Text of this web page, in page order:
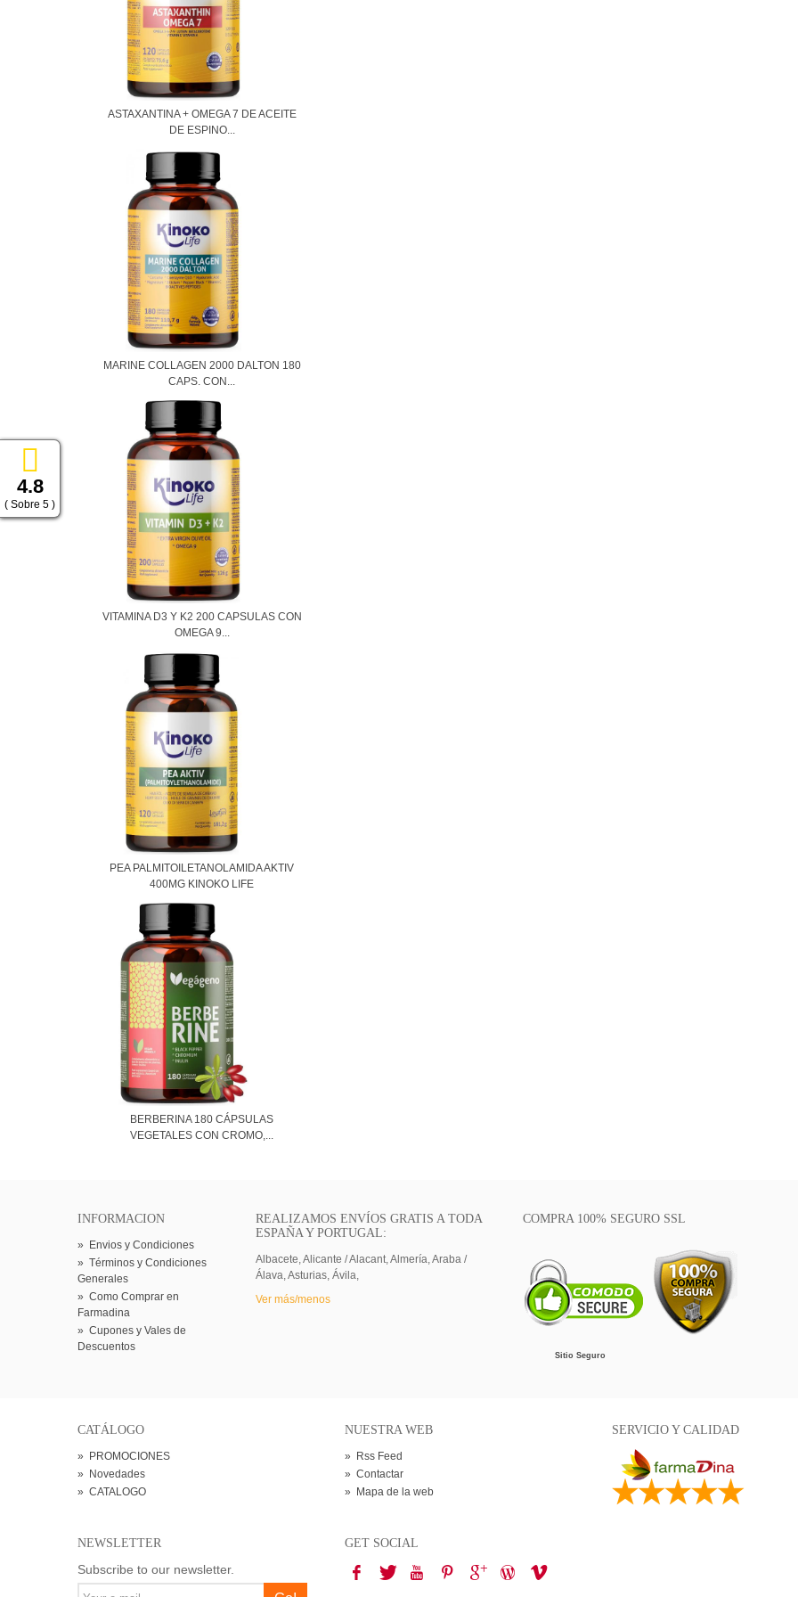
4.8
( Sobre 5 )
ASTAXANTINA + OMEGA 7 DE ACEITE
DE ESPINO...
MARINE COLLAGEN 2000 DALTON 180
CAPS. CON...
VITAMINA D3 Y K2 200 CAPSULAS CON
OMEGA 9...
PEA PALMITOILETANOLAMIDA AKTIV
400MG KINOKO LIFE
BERBERINA 180 CÁPSULAS
VEGETALES CON CROMO,...
INFORMACION
» Envios y Condiciones
» Términos y Condiciones
Generales
» Como Comprar en
Farmadina
» Cupones y Vales de
Descuentos
REALIZAMOS ENVÍOS GRATIS A TODA
ESPAÑA Y PORTUGAL:
Albacete, Alicante / Alacant, Almería, Araba /
Álava, Asturias, Ávila,
Ver más/menos
COMPRA 100% SEGURO SSL
Sitio Seguro
CATÁLOGO
» PROMOCIONES
» Novedades
» CATALOGO
NUESTRA WEB
» Rss Feed
» Contactar
» Mapa de la web
SERVICIO Y CALIDAD
NEWSLETTER
Subscribe to our newsletter.
GET SOCIAL